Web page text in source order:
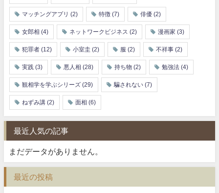
マッチングアプリ (2) 特徴 (7) 俳優 (2)
女郎相 (4) ネットワークビジネス (2) 漫画家 (3)
犯罪者 (12) 小室圭 (2) 服 (2) 不祥事 (2)
実践 (3) 悪人相 (28) 持ち物 (2) 勉強法 (4)
観相学を学ぶシリーズ (29) 騙されない (7)
ねずみ講 (2) 面相 (6)
最近人気の記事
まだデータがありません。
最近の投稿